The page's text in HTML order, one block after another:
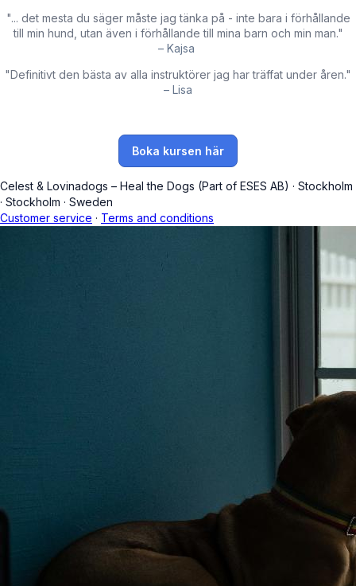
"... det mesta du säger måste jag tänka på - inte bara i förhållande
till min hund, utan även i förhållande till mina barn och min man."
– Kajsa
"Definitivt den bästa av alla instruktörer jag har träffat under åren."
– Lisa
Boka kursen här
Celest & Lovinadogs – Heal the Dogs (Part of ESES AB) · Stockholm
· Stockholm · Sweden
Customer service · Terms and conditions